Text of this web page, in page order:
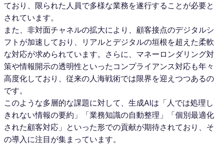
ており、限られた人員で多様な業務を遂行することが必要と
されています。
また、非対面チャネルの拡大により、顧客接点のデジタルシ
フトが加速しており、リアルとデジタルの垣根を超えた柔軟
な対応が求められています。さらに、マネーロンダリング対
策や情報開示の透明性といったコンプライアンス対応も年々
高度化しており、従来の人海戦術では限界を迎えつつあるの
です。
このような多層的な課題に対して、生成AIは「人では処理し
きれない情報の要約」「業務知識の自動整理」「個別最適化
された顧客対応」といった形での貢献が期待されており、そ
の導入に注目が集まっています。